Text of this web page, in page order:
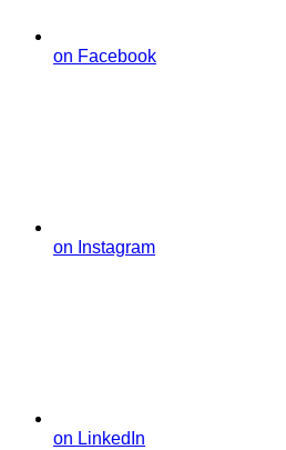
on Facebook
on Instagram
on LinkedIn